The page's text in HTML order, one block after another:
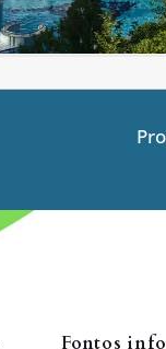
Fontos